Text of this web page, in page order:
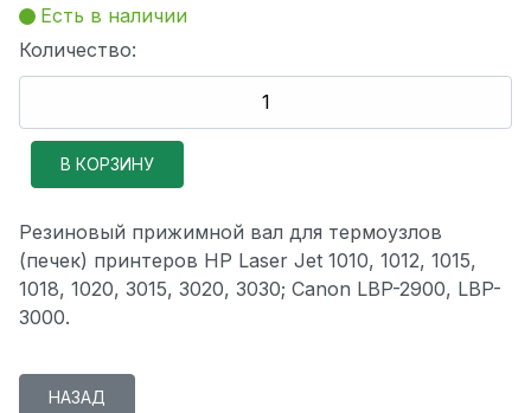
Есть в наличии
Количество:
Резиновый прижимной вал для термоузлов
(печек) принтеров HP Laser Jet 1010, 1012, 1015,
1018, 1020, 3015, 3020, 3030; Canon LBP-2900, LBP-
3000.